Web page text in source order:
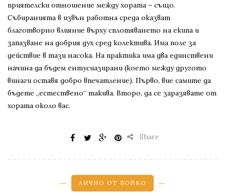
приятелски отношение между хората – също.
Събиранията в извън работна среда оказват
благотворно влияние върху сплотяването на екипа и
запазване на добрия дух сред колектива. Има поле за
действие в тази насока. На практика има два единствени
начина да бъдем ентусиазирани (което между другото
винаги оставя добро впечатление). Първо, вие самите да
бъдете „естествено“ такива. Второ, да се заразявате от
хората около вас.
Share
ЛИЧНО ОТ БОЙКО